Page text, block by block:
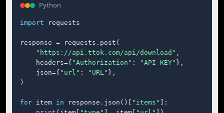
Python
import requests
response = requests.post(
"https://api.ttok.com/api/download" ,
    headers={
"Authorization" : "API_KEY" },
    json={
"url" : "URL" },
)
for item in response.json()[ "items"
]: